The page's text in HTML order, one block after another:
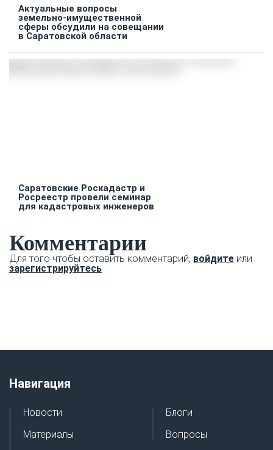
Актуальные вопросы
земельно-имущественной
сферы обсудили на совещании
в Саратовской области
Саратовские Роскадастр и
Росреестр провели семинар
для кадастровых инженеров
Комментарии
Для того чтобы оставить комментарий, войдите или
зарегистрируйтесь
Навигация
Новости
Материалы
Блоги
Вопросы